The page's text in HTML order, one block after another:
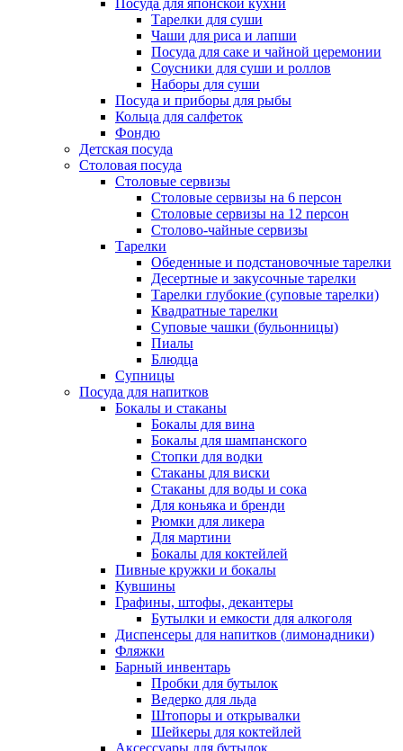
Посуда для японской кухни
Тарелки для суши
Чаши для риса и лапши
Посуда для саке и чайной церемонии
Соусники для суши и роллов
Наборы для суши
Посуда и приборы для рыбы
Кольца для салфеток
Фондю
Детская посуда
Столовая посуда
Столовые сервизы
Столовые сервизы на 6 персон
Столовые сервизы на 12 персон
Столово-чайные сервизы
Тарелки
Обеденные и подстановочные тарелки
Десертные и закусочные тарелки
Тарелки глубокие (суповые тарелки)
Квадратные тарелки
Суповые чашки (бульонницы)
Пиалы
Блюдца
Супницы
Посуда для напитков
Бокалы и стаканы
Бокалы для вина
Бокалы для шампанского
Стопки для водки
Стаканы для виски
Стаканы для воды и сока
Для коньяка и бренди
Рюмки для ликера
Для мартини
Бокалы для коктейлей
Пивные кружки и бокалы
Кувшины
Графины, штофы, декантеры
Бутылки и емкости для алкоголя
Диспенсеры для напитков (лимонадники)
Фляжки
Барный инвентарь
Пробки для бутылок
Ведерко для льда
Штопоры и открывалки
Шейкеры для коктейлей
Аксессуары для бутылок